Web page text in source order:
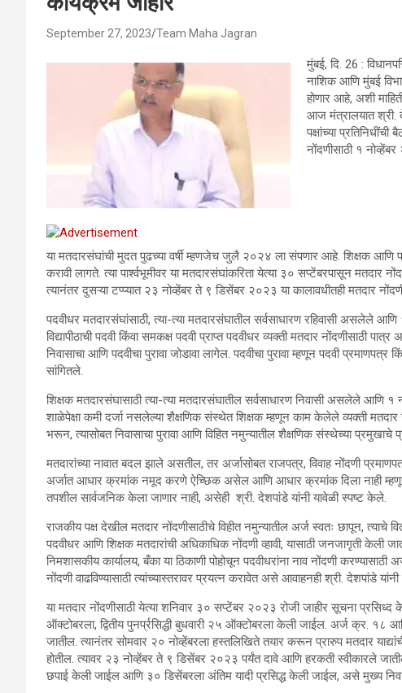
September 27, 2023 Team Maha Jagran
मुंबई, दि. 26 :
नाशिक आणि मुंबई
होणार आहे, अशी
आज मंत्रालयात श्री.
पक्षांच्या
नोंदणीसाठी १
या मतदारसंघांची मुदत पुढच्या वर्षी म्हणजेच जुलै २०२४ ला संपणार आहे. शिक्षक आणि
करावी लागते. त्या पार्श्वभूमीवर या मतदारसंघांकरिता येत्या ३० सप्टेंबरपासून मतदार
त्यानंतर दुसऱ्या टप्प्यात २३ नोव्हेंबर ते ९ डिसेंबर २०२३ या कालावधीतही मतदार
पदवीधर मतदारसंघांसाठी, त्या-त्या मतदारसंघातील सर्वसाधारण रहिवासी असलेले
विद्यापीठाची पदवी किंवा समकक्ष पदवी प्राप्त पदवीधर व्यक्ती मतदार नोंदणीसाठी
निवासाचा आणि पदवीचा पुरावा जोडावा लागेल. पदवीचा पुरावा म्हणून पदवी
सांगितले.
शिक्षक मतदारसंघासाठी त्या-त्या मतदारसंघातील सर्वसाधारण निवासी असलेले आणि १
शाळेपेक्षा कमी दर्जा नसलेल्या शैक्षणिक संस्थेत शिक्षक म्हणून काम केलेले व्यक्ती
भरून, त्यासोबत निवासाचा पुरावा आणि विहित नमुन्यातील शैक्षणिक संस्थेच्या प्रमुखाचे
मतदारांच्या नावात बदल झाले असतील, तर अर्जासोबत राजपत्र, विवाह नोंदणी
अर्जात आधार क्रमांक नमूद करणे ऐच्छिक असेल आणि आधार क्रमांक दिला नाही म्हणून
तपशील सार्वजनिक केला जाणार नाही, असेही श्री. देशपांडे यांनी यावेळी स्पष्ट केले.
राजकीय पक्ष देखील मतदार नोंदणीसाठीचे विहीत नमुन्यातील अर्ज स्वतः छापून,
पदवीधर आणि शिक्षक मतदारांची अधिकाधिक नोंदणी व्हावी, यासाठी जनजागृती केली
निमशासकीय कार्यालय, बँका या ठिकाणी पोहोचून पदवीधरांना नाव नोंदणी करण्यासाठी
नोंदणी वाढविण्यासाठी त्यांच्यास्तरावर प्रयत्न करावेत असे आवाहनही श्री. देशपांडे
या मतदार नोंदणीसाठी येत्या शनिवार ३० सप्टेंबर २०२३ रोजी जाहीर सूचना प्रसिध्द
ऑक्टोबरला, द्वितीय पुनर्प्रसिद्धी बुधवारी २५ ऑक्टोबरला केली जाईल. अर्ज क्र. १८
जातील. त्यानंतर सोमवार २० नोव्हेंबरला हस्तलिखिते तयार करून प्रारुप मतदार
होतील. त्यावर २३ नोव्हेंबर ते ९ डिसेंबर २०२३ पर्यंत दावे आणि हरकती स्वीकारले
छपाई केली जाईल आणि ३० डिसेंबरला अंतिम यादी प्रसिद्ध केली जाईल, असे मुख्य